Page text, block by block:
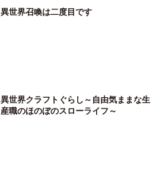
異世界召喚は二度目です
異世界クラフトぐらし～自由気ままな生
産職のほのぼのスローライフ～